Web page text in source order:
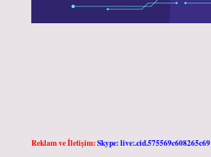
Reklam ve İletişim:Skype: live:.cid.575569c608265c69